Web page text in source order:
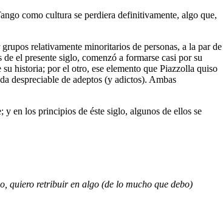
como cultura se perdiera definitivamente, algo que,
relativamente minoritarios de personas, a la par de
el presente siglo, comenzó a formarse casi por su
historia; por el otro, ese elemento que Piazzolla quiso
despreciable de adeptos (y adictos). Ambas
en los principios de éste siglo, algunos de ellos se
quiero retribuir en algo (de lo mucho que debo)